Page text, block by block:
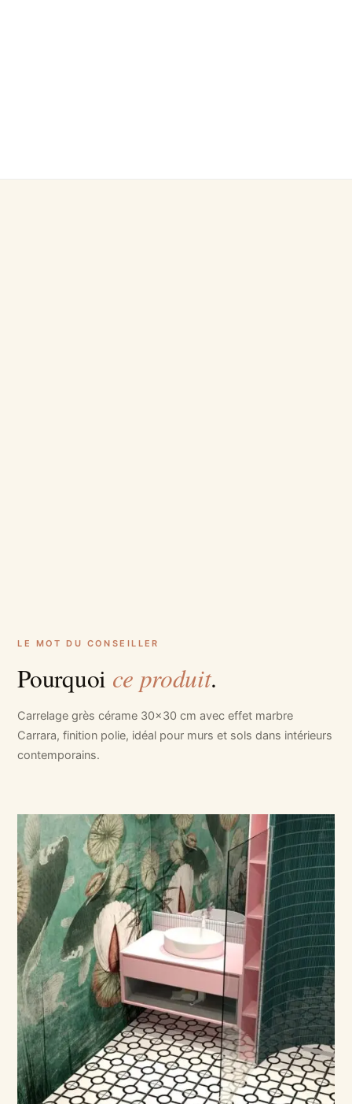
LE MOT DU CONSEILLER
Pourquoi ce produit.
Carrelage grès cérame 30x30 cm avec effet marbre
Carrara, finition polie, idéal pour murs et sols dans intérieurs
contemporains.